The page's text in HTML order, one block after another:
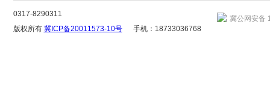
冀公网安备
0317-8290311
版权所有 冀ICP备20011573-10号手机：18733036768